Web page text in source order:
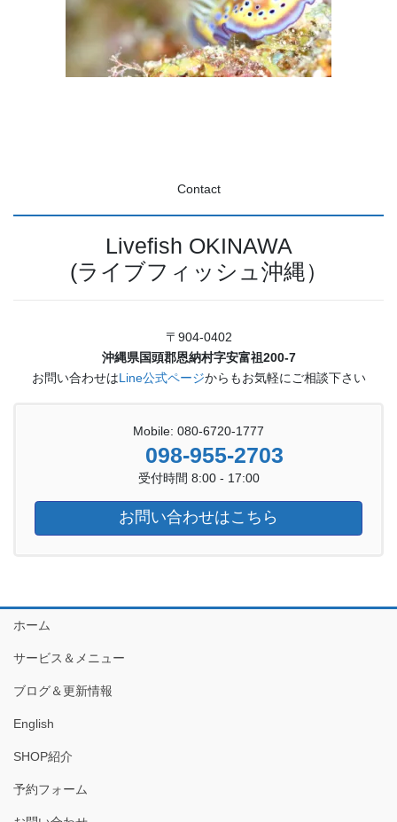
Contact
Livefish OKINAWA
(ライブフィッシュ沖縄）
〒904-0402
沖縄県国頭郡恩納村字安富祖200-7
お問い合わせはLine公式ページからもお気軽にご相談下さい
Mobile: 080-6720-1777
098-955-2703
受付時間 8:00 - 17:00
お問い合わせはこちら
ホーム
サービス＆メニュー
ブログ＆更新情報
English
SHOP紹介
予約フォーム